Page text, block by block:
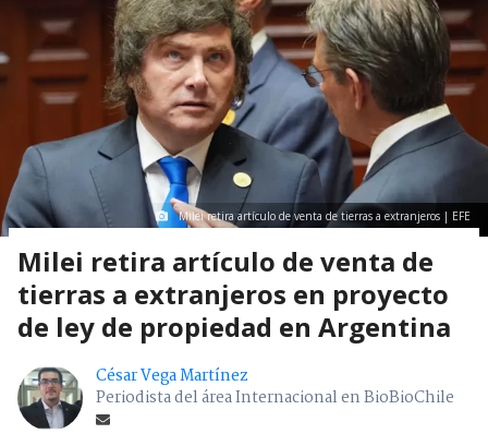
Milei retira artículo de venta de tierras a extranjeros | EFE
Milei retira artículo de venta de
tierras a extranjeros en proyecto
de ley de propiedad en Argentina
César Vega Martínez
Periodista del área Internacional en BioBioChile